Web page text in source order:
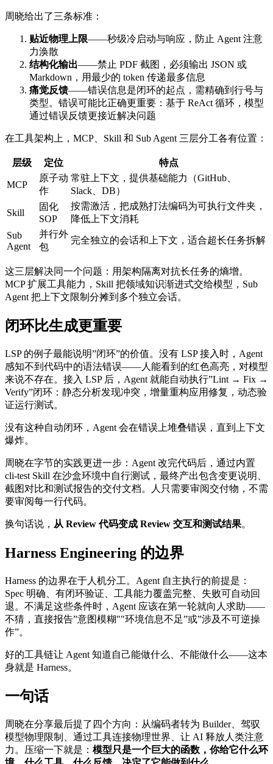
周晓给出了三条标准：
贴近物理上限——秒级冷启动与响应，防止 Agent 注意
力涣散
结构化输出——禁止 PDF 截图，必须输出 JSON 或
Markdown，用最少的 token 传递最多信息
痛觉反馈——错误信息是闭环的起点，需精确到行号与
类型。错误可能比正确更重要：基于 ReAct 循环，模型
通过错误反馈更接近解决问题
在工具架构上，MCP、Skill 和 Sub Agent 三层分工各有位置：
层级 定位 特点
MCP
原子动
作
常驻上下文，提供基础能力（GitHub、
Slack、DB）
Skill
固化
SOP
按需激活，把成熟打法编码为可执行文件夹，
降低上下文消耗
Sub
Agent
并行外
包
完全独立的会话和上下文，适合超长任务拆解
这三层解决同一个问题：用架构隔离对抗长任务的熵增。
MCP 扩展工具能力，Skill 把领域知识渐进式交给模型，Sub
Agent 把上下文限制分摊到多个独立会话。
闭环比生成更重要
LSP 的例子最能说明”闭环”的价值。没有 LSP 接入时，Agent
感知不到代码中的语法错误——人能看到的红色高亮，对模型
来说不存在。接入 LSP 后，Agent 就能自动执行”Lint → Fix →
Verify”闭环：静态分析发现冲突，增量重构应用修复，动态验
证运行测试。
没有这种自动闭环，Agent 会在错误上堆叠错误，直到上下文
爆炸。
周晓在字节的实践更进一步：Agent 改完代码后，通过内置
cli-test Skill 在沙盒环境中自行测试，最终产出包含变更说明、
截图对比和测试报告的交付文档。人只需要审阅交付物，不需
要审阅每一行代码。
换句话说， 从 Review 代码变成 Review 交互和测试结果。
Harness Engineering 的边界
Harness 的边界在于人机分工。Agent 自主执行的前提是：
Spec 明确、有闭环验证、工具能力覆盖完整、失败可自动回
退。不满足这些条件时，Agent 应该在第一轮就向人求助——
不猜，直接报告”意图模糊""环境信息不足”或”涉及不可逆操
作”。
好的工具链让 Agent 知道自己能做什么、不能做什么——这本
身就是 Harness。
一句话
周晓在分享最后提了四个方向：从编码者转为 Builder、驾驭
模型物理限制、通过工具连接物理世界、让 AI 释放人类注意
力。压缩一下就是： 模型只是一个巨大的函数，你给它什么环